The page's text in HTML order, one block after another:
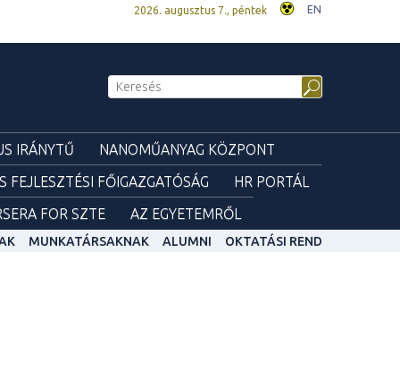
2026. augusztus 7., péntek EN
IRÁNYTŰ
NANOMŰANYAG KÖZPONT
FEJLESZTÉSI FŐIGAZGATÓSÁG
HR PORTÁL
FOR SZTE AZ EGYETEMRŐL
MUNKATÁRSAKNAK ALUMNI OKTATÁSI REND